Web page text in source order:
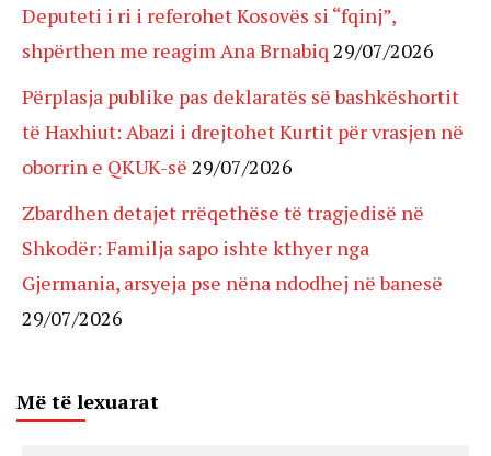
Deputeti i ri i referohet Kosovës si “fqinj”,
shpërthen me reagim Ana Brnabiq 29/07/2026
Përplasja publike pas deklaratës së bashkëshortit
të Haxhiut: Abazi i drejtohet Kurtit për vrasjen në
oborrin e QKUK-së 29/07/2026
Zbardhen detajet rrëqethëse të tragjedisë në
Shkodër: Familja sapo ishte kthyer nga
Gjermania, arsyeja pse nëna ndodhej në banesë
29/07/2026
Më të lexuarat